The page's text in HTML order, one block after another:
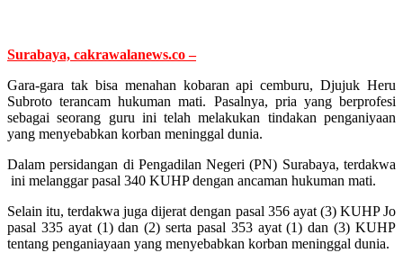
Surabaya, cakrawalanews.co –
Gara-gara tak bisa menahan kobaran api cemburu, Djujuk Heru
Subroto terancam hukuman mati. Pasalnya, pria yang berprofesi
sebagai seorang guru ini telah melakukan tindakan penganiyaan
yang menyebabkan korban meninggal dunia.
Dalam persidangan di Pengadilan Negeri (PN) Surabaya, terdakwa
ini melanggar pasal 340 KUHP dengan ancaman hukuman mati.
Selain itu, terdakwa juga dijerat dengan pasal 356 ayat (3) KUHP Jo
pasal 335 ayat (1) dan (2) serta pasal 353 ayat (1) dan (3) KUHP
tentang penganiayaan yang menyebabkan korban meninggal dunia.